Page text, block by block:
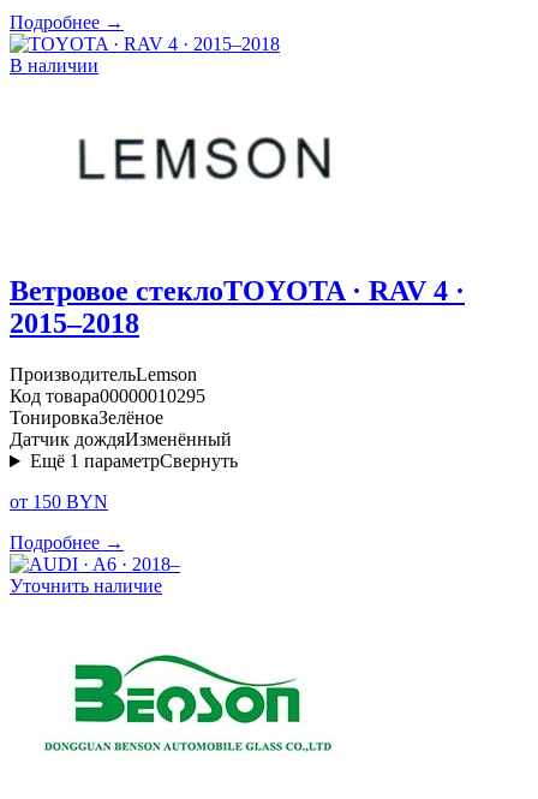
Подробнее →
В наличии
Ветровое стеклоTOYOTA · RAV 4 ·
2015–2018
ПроизводительLemson
Код товара00000010295
ТонировкаЗелёное
Датчик дождяИзменённый
Ещё 1 параметрСвернуть
от 150 BYN
Подробнее →
Уточнить наличие